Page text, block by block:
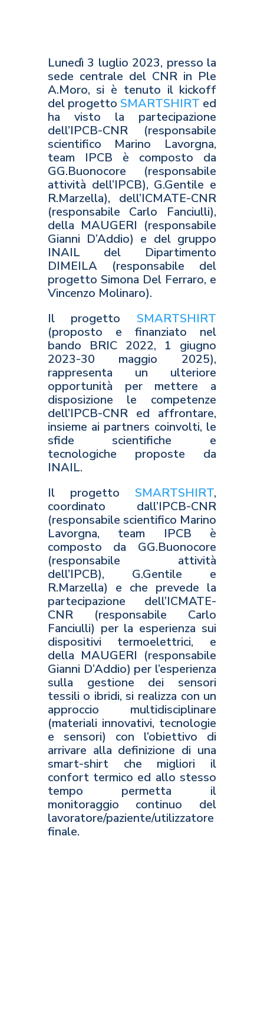
Lunedì 3 luglio 2023, presso la
sede centrale del CNR in Ple
A.Moro, si è tenuto il kickoff
del progettoSMARTSHIRT ed
ha visto la partecipazione
dell’IPCB-CNR (responsabile
scientifico Marino Lavorgna,
team IPCB è composto da
GG.Buonocore (responsabile
attività dell’IPCB), G.Gentile e
R.Marzella), dell’ICMATE-CNR
(responsabile Carlo Fanciulli),
della MAUGERI (responsabile
Gianni D’Addio) e del gruppo
INAIL del Dipartimento
DIMEILA (responsabile del
progetto Simona Del Ferraro, e
Vincenzo Molinaro).
Il progettoSMARTSHIRT
(proposto e finanziato nel
bando BRIC 2022, 1 giugno
2023-30 maggio 2025),
rappresenta un ulteriore
opportunità per mettere a
disposizione le competenze
dell’IPCB-CNR ed affrontare,
insieme ai partners coinvolti, le
sfide scientifiche e
tecnologiche proposte da
INAIL.
Il progettoSMARTSHIRT,
coordinato dall’IPCB-CNR
(responsabile scientifico Marino
Lavorgna, team IPCB è
composto da GG.Buonocore
(responsabile attività
dell’IPCB), G.Gentile e
R.Marzella) e che prevede la
partecipazione dell’ICMATE-
CNR (responsabile Carlo
Fanciulli) per la esperienza sui
dispositivi termoelettrici, e
della MAUGERI (responsabile
Gianni D’Addio) per l’esperienza
sulla gestione dei sensori
tessili o ibridi, si realizza con un
approccio multidisciplinare
(materiali innovativi, tecnologie
e sensori) con l’obiettivo di
arrivare alla definizione di una
smart-shirt che migliori il
confort termico ed allo stesso
tempo permetta il
monitoraggio continuo del
lavoratore/paziente/utilizzatore
finale.